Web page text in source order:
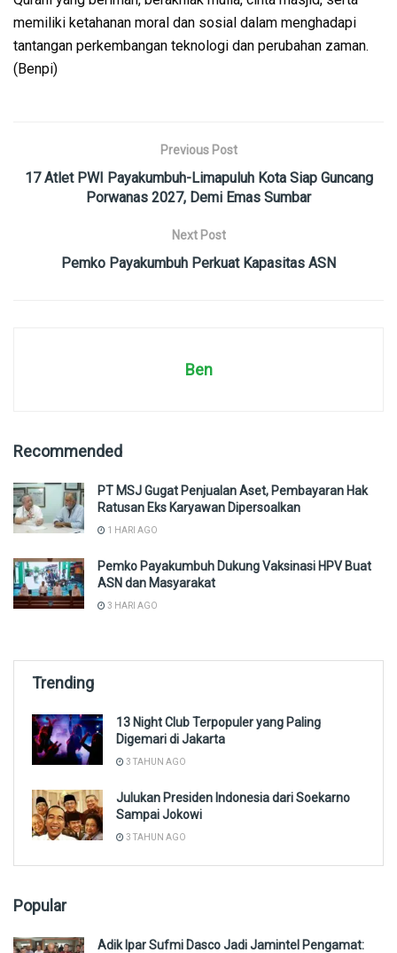
memiliki ketahanan moral dan sosial dalam menghadapi
tantangan perkembangan teknologi dan perubahan zaman.
(Benpi)
Previous Post
17 Atlet PWI Payakumbuh-Limapuluh Kota Siap Guncang
Porwanas 2027, Demi Emas Sumbar
Next Post
Pemko Payakumbuh Perkuat Kapasitas ASN
Ben
Recommended
PT MSJ Gugat Penjualan Aset, Pembayaran Hak
Ratusan Eks Karyawan Dipersoalkan
1 HARI AGO
Pemko Payakumbuh Dukung Vaksinasi HPV Buat
ASN dan Masyarakat
3 HARI AGO
Trending
13 Night Club Terpopuler yang Paling
Digemari di Jakarta
3 TAHUN AGO
Julukan Presiden Indonesia dari Soekarno
Sampai Jokowi
3 TAHUN AGO
Popular
Adik Ipar Sufmi Dasco Jadi Jamintel Pengamat: